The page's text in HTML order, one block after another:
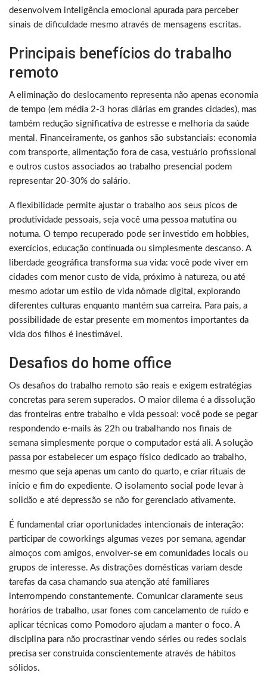
desenvolvem inteligência emocional apurada para perceber
sinais de dificuldade mesmo através de mensagens escritas.
Principais benefícios do trabalho
remoto
A eliminação do deslocamento representa não apenas economia
de tempo (em média 2-3 horas diárias em grandes cidades), mas
também redução significativa de estresse e melhoria da saúde
mental. Financeiramente, os ganhos são substanciais: economia
com transporte, alimentação fora de casa, vestuário profissional
e outros custos associados ao trabalho presencial podem
representar 20-30% do salário.
A flexibilidade permite ajustar o trabalho aos seus picos de
produtividade pessoais, seja você uma pessoa matutina ou
noturna. O tempo recuperado pode ser investido em hobbies,
exercícios, educação continuada ou simplesmente descanso. A
liberdade geográfica transforma sua vida: você pode viver em
cidades com menor custo de vida, próximo à natureza, ou até
mesmo adotar um estilo de vida nômade digital, explorando
diferentes culturas enquanto mantém sua carreira. Para pais, a
possibilidade de estar presente em momentos importantes da
vida dos filhos é inestimável.
Desafios do home office
Os desafios do trabalho remoto são reais e exigem estratégias
concretas para serem superados. O maior dilema é a dissolução
das fronteiras entre trabalho e vida pessoal: você pode se pegar
respondendo e-mails às 22h ou trabalhando nos finais de
semana simplesmente porque o computador está ali. A solução
passa por estabelecer um espaço físico dedicado ao trabalho,
mesmo que seja apenas um canto do quarto, e criar rituais de
início e fim do expediente. O isolamento social pode levar à
solidão e até depressão se não for gerenciado ativamente.
É fundamental criar oportunidades intencionais de interação:
participar de coworkings algumas vezes por semana, agendar
almoços com amigos, envolver-se em comunidades locais ou
grupos de interesse. As distrações domésticas variam desde
tarefas da casa chamando sua atenção até familiares
interrompendo constantemente. Comunicar claramente seus
horários de trabalho, usar fones com cancelamento de ruído e
aplicar técnicas como Pomodoro ajudam a manter o foco. A
disciplina para não procrastinar vendo séries ou redes sociais
precisa ser construída conscientemente através de hábitos
sólidos.